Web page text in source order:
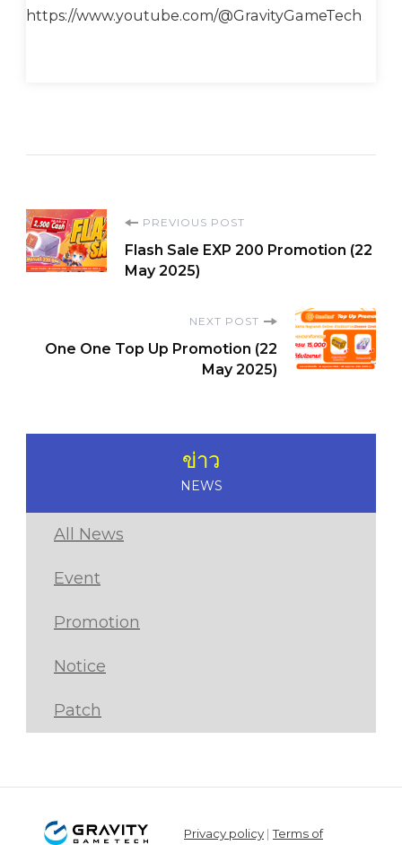
https://www.youtube.com/@GravityGameTech
Post
Navigation
PREVIOUS POST
Flash Sale EXP 200 Promotion (22
May 2025)
NEXT POST
One One Top Up Promotion (22
May 2025)
ข่าว
NEWS
All News
Event
Promotion
Notice
Patch
Privacy policy |Terms of